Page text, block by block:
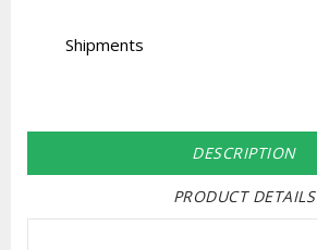
Shipments
DESCRIPTION
PRODUCT DETAILS